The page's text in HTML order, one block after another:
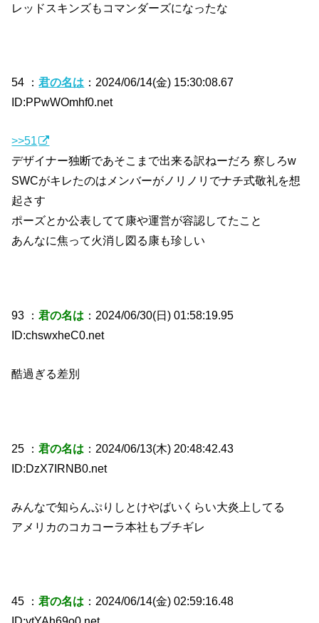
レッドスキンズもコマンダーズになったな
54 ：君の名は ：2024/06/14(金) 15:30:08.67
ID:PPwWOmhf0.net
>>51
デザイナー独断であそこまで出来る訳ねーだろ 察しろw
SWCがキレたのはメンバーがノリノリでナチ式敬礼を想
起さす
ポーズとか公表してて康や運営が容認してたこと
あんなに焦って火消し図る康も珍しい
93 ：君の名は ：2024/06/30(日) 01:58:19.95
ID:chswxheC0.net
酷過ぎる差別
25 ：君の名は ：2024/06/13(木) 20:48:42.43
ID:DzX7IRNB0.net
みんなで知らんぷりしとけやばいくらい大炎上してる
アメリカのコカコーラ本社もブチギレ
45 ：君の名は ：2024/06/14(金) 02:59:16.48